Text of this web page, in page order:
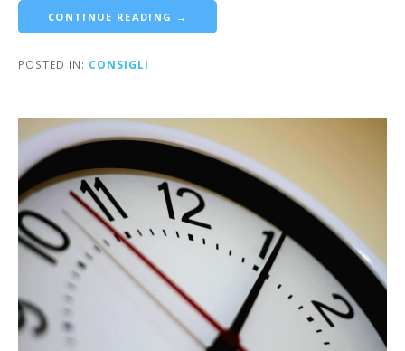
CONTINUE READING →
POSTED IN: CONSIGLI